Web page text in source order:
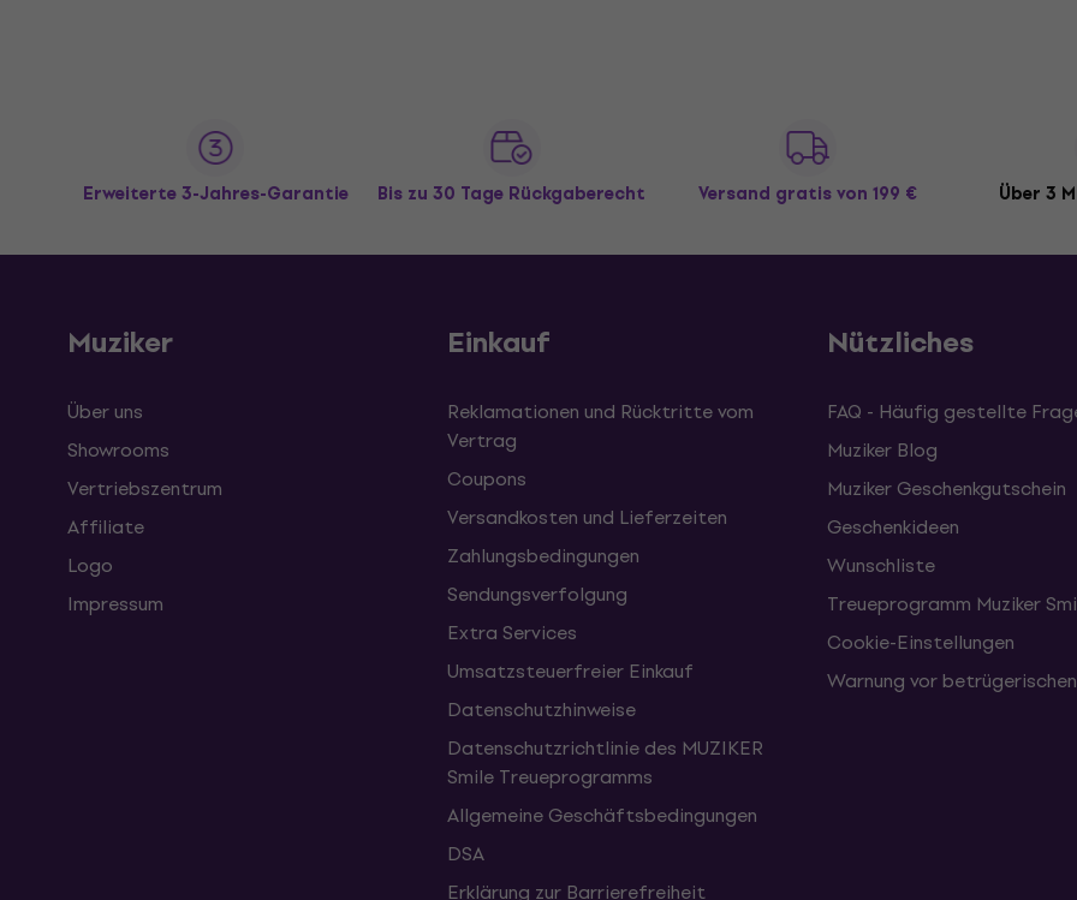
Erweiterte 3-Jahres-Garantie Bis zu 30 Tage Rückgaberecht Versand gratisvon 199 € Über 3
Muziker
Über uns
Showrooms
Vertriebszentrum
Affiliate
Logo
Impressum
Einkauf
Reklamationen und Rücktritte vom
Vertrag
Coupons
Versandkosten und Lieferzeiten
Zahlungsbedingungen
Sendungsverfolgung
Extra Services
Umsatzsteuerfreier Einkauf
Datenschutzhinweise
Datenschutzrichtlinie des MUZIKER
Smile Treueprogramms
Allgemeine Geschäftsbedingungen
DSA
Erklärung zur Barrierefreiheit
Nützliches
FAQ - Häufig gestellte
Muziker Blog
Muziker Geschenkgutschein
Geschenkideen
Wunschliste
Treueprogramm Muziker
Cookie-Einstellungen
Warnung vor